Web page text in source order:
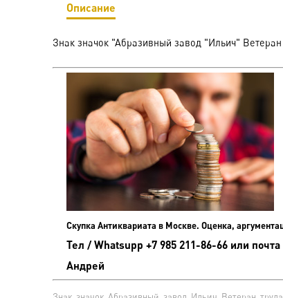
Описание
Знак значок "Абразивный завод "Ильич"
Скупка Антиквариата в Москве. Оценка,
Тел / Whatsupp +7 985 211-86-66 или
Андрей